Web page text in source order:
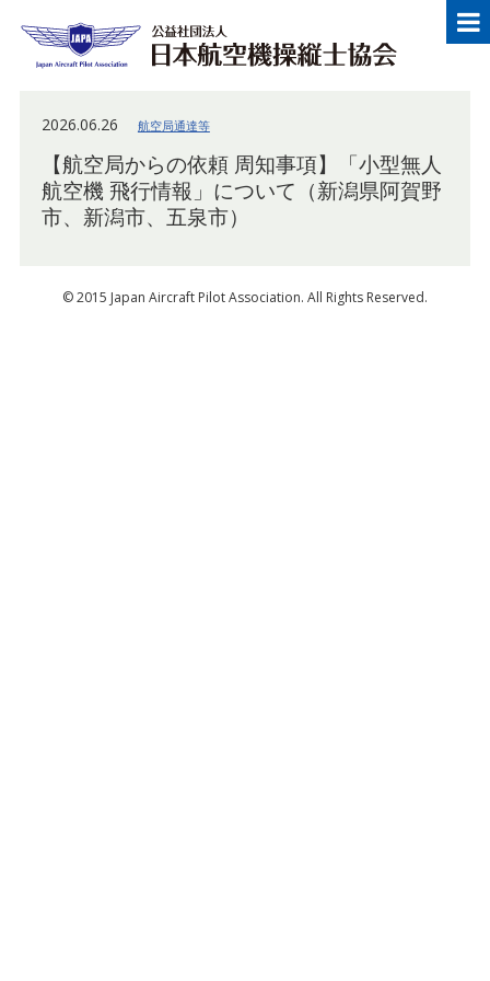
Japan Aircraft Pilot Association 公
2026.06.26 航空局通達等
【航空局からの依頼 周知事項】「小型無人
航空機 飛行情報」について（新潟県阿賀野
市、新潟市、五泉市）
© 2015 Japan Aircraft Pilot Association. All Rights Reserved.